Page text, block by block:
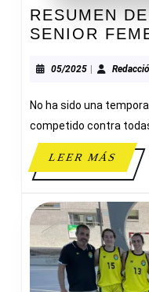
RESUMEN
SENIOR
05/202505/2025
No ha sido una
competido contra
LEER MÁSLEER
MÁS